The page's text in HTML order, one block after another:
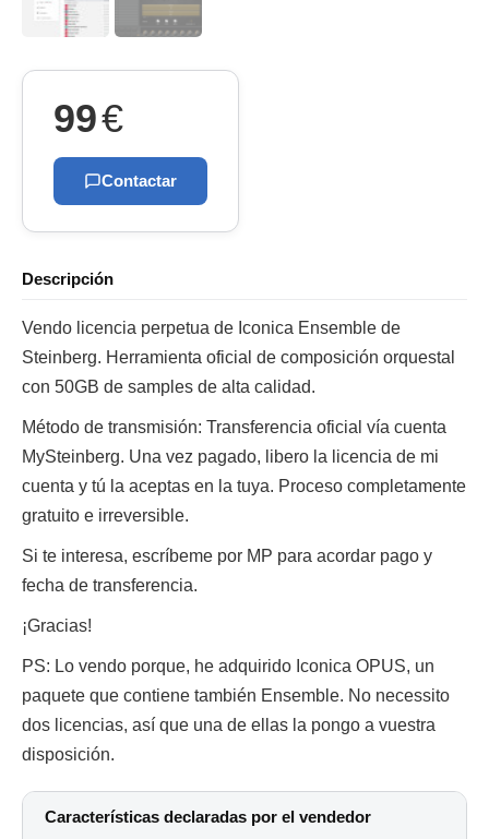
99€
Contactar
Descripción
Vendo licencia perpetua de Iconica Ensemble de
Steinberg. Herramienta oficial de composición orquestal
con 50GB de samples de alta calidad.
Método de transmisión: Transferencia oficial vía cuenta
MySteinberg. Una vez pagado, libero la licencia de mi
cuenta y tú la aceptas en la tuya. Proceso completamente
gratuito e irreversible.
Si te interesa, escríbeme por MP para acordar pago y
fecha de transferencia.
¡Gracias!
PS: Lo vendo porque, he adquirido Iconica OPUS, un
paquete que contiene también Ensemble. No necessito
dos licencias, así que una de ellas la pongo a vuestra
disposición.
Características declaradas por el vendedor